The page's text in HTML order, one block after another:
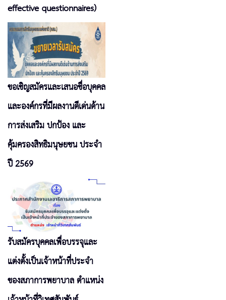
effective questionnaires)
ขอเชิญสมัครและเสนอชื่อบุคคล
และองค์กรที่มีผลงานดีเด่นด้าน
การส่งเสริม ปกป้อง และ
คุ้มครองสิทธิมนุษยชน ประจำ
ปี 2569
รับสมัครบุคคลเพื่อบรรจุและ
แต่งตั้งเป็นเจ้าหน้าที่ประจำ
ของสภาการพยาบาล ตำแหน่ง